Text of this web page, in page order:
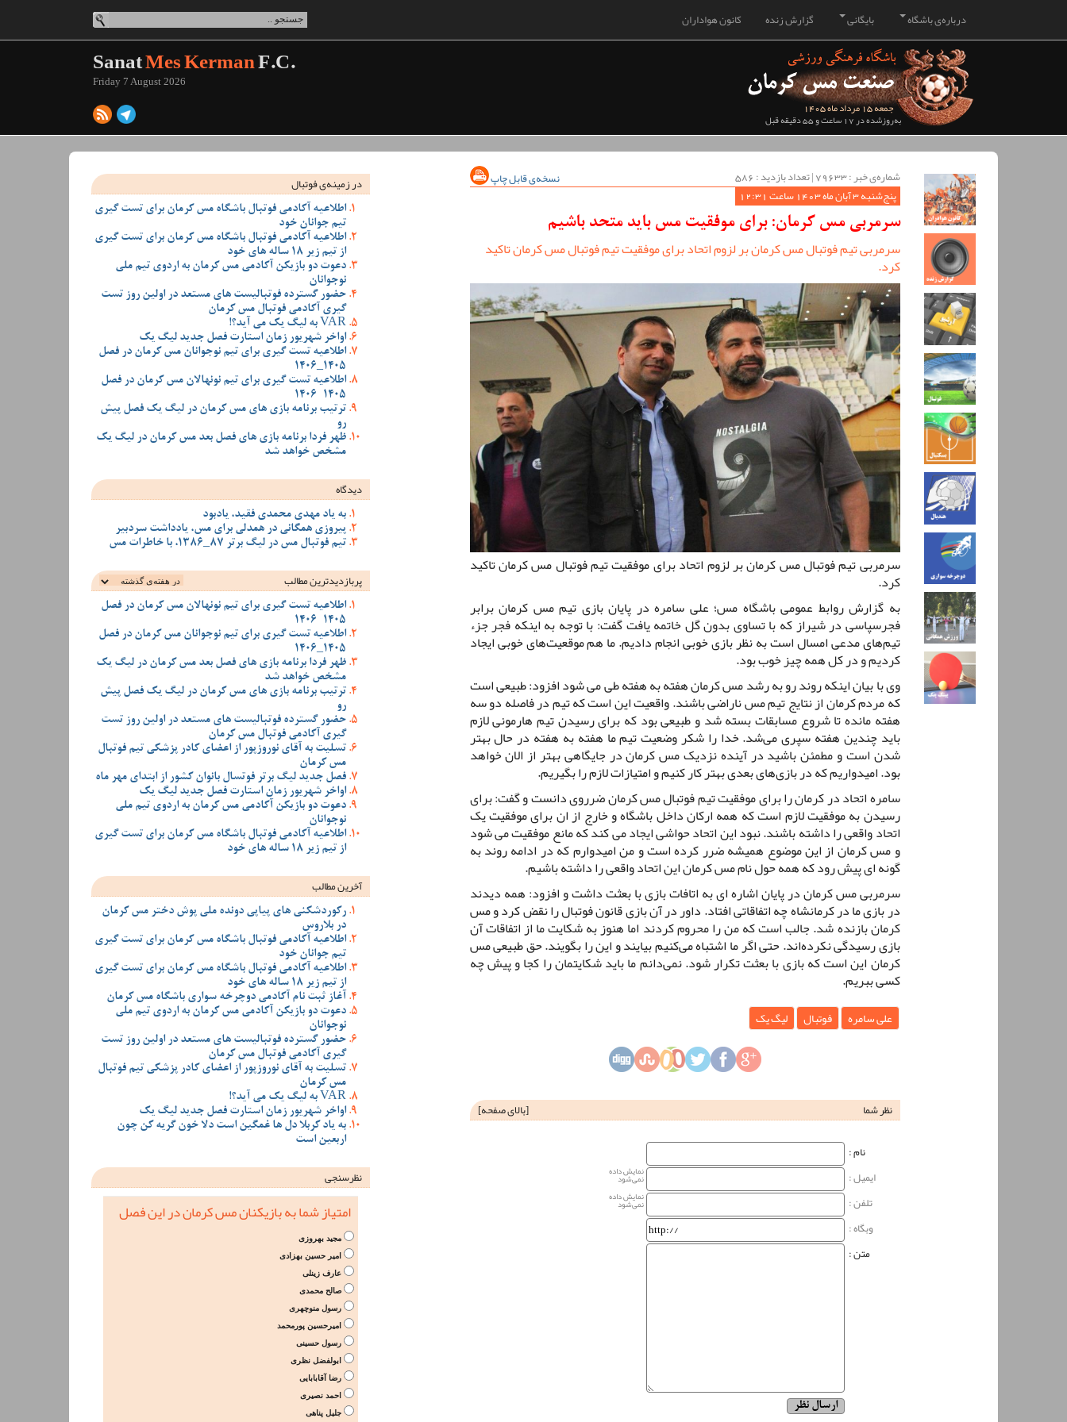
کانون هواداران گزارش زنده بایگانی درباره‌ی باشگاه
جمعه 15 مرداد ماه 1405
به‌روزشده در 17 ساعت و 55 دقیقه قبل
SanatMes KermanF.C.
Friday 7 August 2026
شماره‌ی خبر : ‌79633 | تعداد بازدید : 586
نسخه‌ی قابل چاپ
پنج‌شنبه 3 آبان ماه 1403 ساعت 12:31
سرمربی مس کرمان: برای موفقیت مس باید متحد باشیم
سرمربی تیم فوتبال مس کرمان بر لزوم اتحاد برای موفقیت تیم فوتبال مس کرمان تاکید
کرد.
سرمربی تیم فوتبال مس کرمان بر لزوم اتحاد برای موفقیت تیم فوتبال مس کرمان تاکید
کرد.
به گزارش روابط عمومی باشگاه مس؛ علی سامره در پایان بازی تیم مس کرمان برابر
فجرسپاسی در شیراز که با تساوی بدون گل خاتمه یافت گفت: با توجه به اینکه فجر جزء
تیم‌های مدعی امسال است به نظر بازی خوبی انجام دادیم. ما هم موقعیت‌های خوبی ایجاد
کردیم و در کل همه چیز خوب بود.
وی با بیان اینکه روند رو به رشد مس کرمان هفته به هفته طی می شود افزود: طبیعی است
که مردم کرمان از نتایج تیم مس ناراضی باشند. واقعیت این است که تیم در فاصله دو سه
هفته مانده تا شروع مسابقات بسته شد و طبیعی بود که برای رسیدن تیم هارمونی لازم
باید چندین هفته سپری می‌شد. خدا را شکر وضعیت تیم ما هفته به هفته در حال بهتر
شدن است و مطمئن باشید در آینده نزدیک مس کرمان در جایگاهی بهتر از الان خواهد
بود. امیدواریم که در بازی‌های بعدی بهتر کار کنیم و امتیازات لازم را بگیریم.
سامره اتحاد در کرمان را برای موفقیت تیم فوتبال مس کرمان ضرروی دانست و گفت: برای
رسیدن به موفقیت لازم است که همه ارکان داخل باشگاه و خارج از ان برای موفقیت یک
اتحاد واقعی را داشته باشند. نبود این اتحاد حواشی ایجاد می کند که مانع موفقیت می شود
و مس کرمان از این موضوع همیشه ضرر کرده است و من امیدوارم که در ادامه روند به
گونه ای پیش رود که همه حول نام مس کرمان این اتحاد واقعی را داشته باشیم.
سرمربی مس کرمان در پایان اشاره ای به اتافات بازی با بعثت داشت و افزود: همه دیدند
در بازی ما در کرمانشاه چه اتفاقاتی افتاد. داور در آن بازی قانون فوتبال را نقض کرد و مس
کرمان بازنده شد. جالب است که من را محروم کردند اما هنوز به شکایت ما از اتفاقات آن
بازی رسیدگی نکرده‌اند. حتی اگر ما اشتباه می‌کنیم بیایند و این را بگویند. حق طبیعی مس
کرمان این است که بازی با بعثت تکرار شود. نمی‌دانم ما باید شکایتمان را کجا و پیش چه
کسی ببریم.
علی سامره فوتبال لیگ یک
نظر شما [بالای صفحه]
نام‌ :
ایمیل :
نمایش داده
نمی‌شود
تلفن : نمایش داده
نمی‌شود
وبگاه‌ :
متن :
در زمینه‌ی فوتبال
اطلاعیه آکادمی فوتبال باشگاه مس کرمان برای تست گیری
تیم جوانان خود
اطلاعیه آکادمی فوتبال باشگاه مس کرمان برای تست گیری
از تیم زیر 18 ساله های خود
دعوت دو بازیکن آکادمی مس کرمان به اردوی تیم ملی
نوجوانان
حضور گسترده فوتبالیست های مستعد در اولین روز تست
گیری آکادمی فوتبال مس کرمان
VAR به لیگ یک می آید؟!
اواخر شهریور زمان استارت فصل جدید لیگ یک
اطلاعیه تست گیری برای تیم نوجوانان مس کرمان در فصل
1405_1406
اطلاعیه تست گیری برای تیم نونهالان مس کرمان در فصل
1405-1406
ترتیب برنامه بازی های مس کرمان در لیگ یک فصل پیش
رو
ظهر فردا برنامه بازی های فصل بعد مس کرمان در لیگ یک
مشخص خواهد شد
دیدگاه
به یاد مهدی محمدی فقید، یادبود
پیروزی همگانی در همدلی برای مس، یادداشت سردبیر
تیم فوتبال مس در لیگ برتر 87_1386، با خاطرات مس
پربازدیدترین‌ مطالب
اطلاعیه تست گیری برای تیم نونهالان مس کرمان در فصل
1405-1406
اطلاعیه تست گیری برای تیم نوجوانان مس کرمان در فصل
1405_1406
ظهر فردا برنامه بازی های فصل بعد مس کرمان در لیگ یک
مشخص خواهد شد
ترتیب برنامه بازی های مس کرمان در لیگ یک فصل پیش
رو
حضور گسترده فوتبالیست های مستعد در اولین روز تست
گیری آکادمی فوتبال مس کرمان
تسلیت به آقای نوروزپور از اعضای کادر پزشکی تیم فوتبال
مس کرمان
فصل جدید لیگ برتر فوتسال بانوان کشور از ابتدای مهر ماه
اواخر شهریور زمان استارت فصل جدید لیگ یک
دعوت دو بازیکن آکادمی مس کرمان به اردوی تیم ملی
نوجوانان
اطلاعیه آکادمی فوتبال باشگاه مس کرمان برای تست گیری
از تیم زیر 18 ساله های خود
آخرین مطالب
رکوردشکنی های پیاپی دونده ملی پوش دختر مس کرمان
در بلاروس
اطلاعیه آکادمی فوتبال باشگاه مس کرمان برای تست گیری
تیم جوانان خود
اطلاعیه آکادمی فوتبال باشگاه مس کرمان برای تست گیری
از تیم زیر 18 ساله های خود
آغاز ثبت نام آکادمی دوچرخه سواری باشگاه مس کرمان
دعوت دو بازیکن آکادمی مس کرمان به اردوی تیم ملی
نوجوانان
حضور گسترده فوتبالیست های مستعد در اولین روز تست
گیری آکادمی فوتبال مس کرمان
تسلیت به آقای نوروزپور از اعضای کادر پزشکی تیم فوتبال
مس کرمان
VAR به لیگ یک می آید؟!
اواخر شهریور زمان استارت فصل جدید لیگ یک
به یاد کربلا دل ها غمگین است دلا خون گریه کن چون
اربعین است
نظرسنجی
امتیاز شما به بازیکنان مس کرمان در این فصل
مجید بهروزی
امیر حسین بهزادی
عارف زینلی
صالح محمدی
رسول منوچهری
امیرحسین پورمحمد
رسول حسینی
ابولفضل نظری
رضا آقابابایی
احمد نصیری
جلیل پناهی